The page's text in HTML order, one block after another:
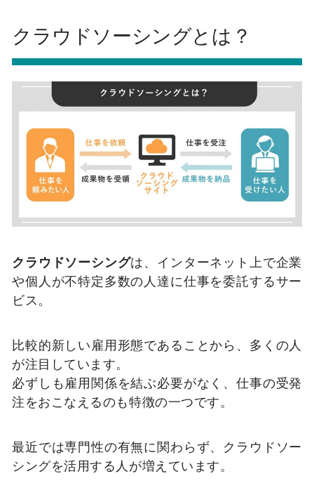
クラウドソーシングとは？
クラウドソーシングは、インターネット上で企業
や個人が不特定多数の人達に仕事を委託するサー
ビス。
比較的新しい雇用形態であることから、多くの人
が注目しています。
必ずしも雇用関係を結ぶ必要がなく、仕事の受発
注をおこなえるのも特徴の一つです。
最近では専門性の有無に関わらず、クラウドソー
シングを活用する人が増えています。